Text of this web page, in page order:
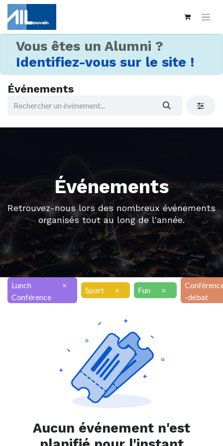
Vous êtes un Alumni ?
Identifiez-vous sur le site !
Événements
Événements
Retrouvez-nous lors des nombreux événements
organisés tout au long de l'année.
Lunch
Conférence
×
Sport × Fun ×
-débat
Aucun événement n'est